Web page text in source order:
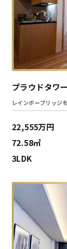
プラウドタワ
レインボーブリッジ
22,555万円
72.58㎡
3LDK